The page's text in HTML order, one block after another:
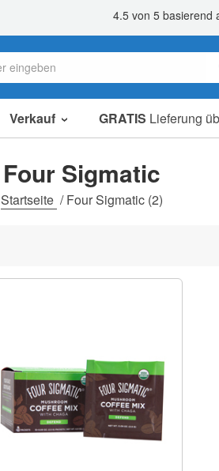
Verkauf GRATIS Lieferung
Sale Artikel
Ausverkauf
Four Sigmatic
Startseite /Four Sigmatic(2)